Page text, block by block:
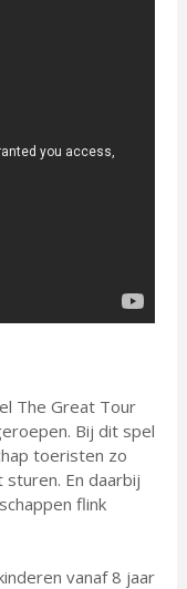
The Great Tour
Bij dit spel
toeristen zo
En daarbij
flink
vanaf 8 jaar